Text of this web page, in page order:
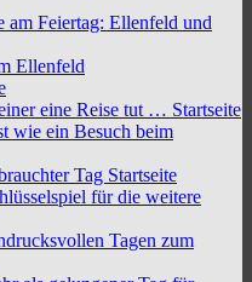
am Feiertag: Ellenfeld und
Ellenfeld
eine Reise tut … Startseite
wie ein Besuch beim
Tag Startseite
für die weitere
Tagen zum